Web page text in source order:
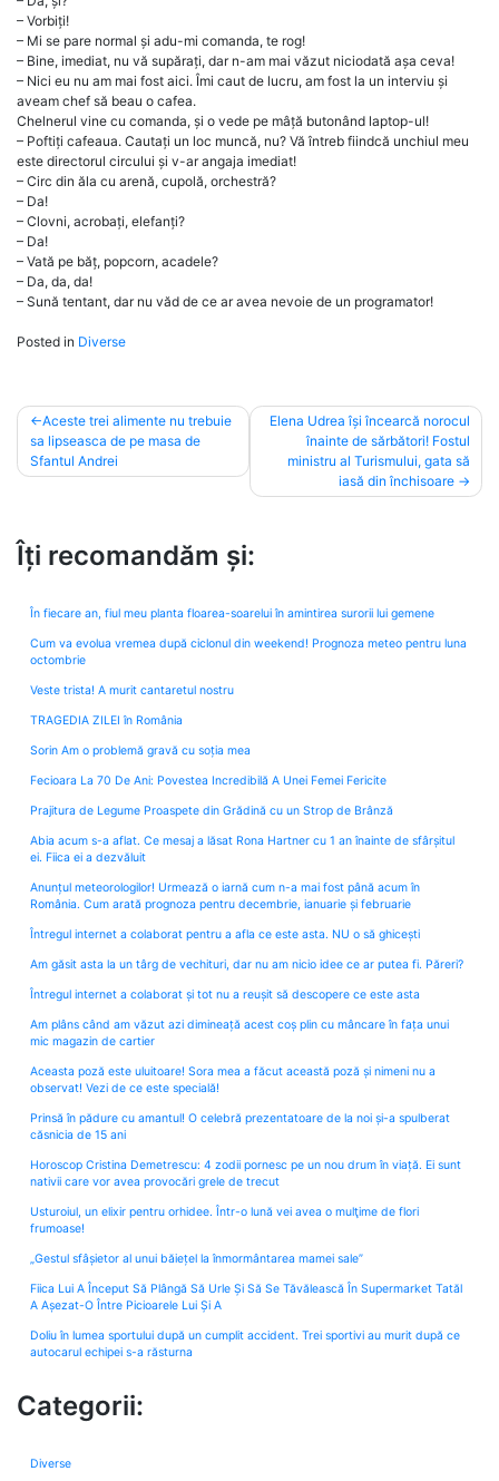
– Vorbiți!
– Mi se pare normal și adu-mi comanda, te rog!
– Bine, imediat, nu vă supărați, dar n-am mai văzut niciodată așa ceva!
– Nici eu nu am mai fost aici. Îmi caut de lucru, am fost la un interviu și
aveam chef să beau o cafea.
Chelnerul vine cu comanda, și o vede pe mâță butonând laptop-ul!
– Poftiți cafeaua. Cautați un loc muncă, nu? Vă întreb fiindcă unchiul meu
este directorul circului și v-ar angaja imediat!
– Circ din ăla cu arenă, cupolă, orchestră?
– Da!
– Clovni, acrobați, elefanți?
– Da!
– Vată pe băț, popcorn, acadele?
– Da, da, da!
– Sună tentant, dar nu văd de ce ar avea nevoie de un programator!
Posted in Diverse
Post
navigation
Aceste trei alimente nu trebuie
sa lipseasca de pe masa de
Sfantul Andrei
Elena Udrea își încearcă norocul
înainte de sărbători! Fostul
ministru al Turismului, gata să
iasă din închisoare
Îți recomandăm și:
În fiecare an, fiul meu planta floarea-soarelui în amintirea surorii lui gemene
Cum va evolua vremea după ciclonul din weekend! Prognoza meteo pentru luna
octombrie
Veste trista! A murit cantaretul nostru
TRAGEDIA ZILEI în România
Sorin Am o problemă gravă cu soția mea
Fecioara La 70 De Ani: Povestea Incredibilă A Unei Femei Fericite
Prajitura de Legume Proaspete din Grădină cu un Strop de Brânză
Abia acum s-a aflat. Ce mesaj a lăsat Rona Hartner cu 1 an înainte de sfârșitul
ei. Fiica ei a dezvăluit
Anunțul meteorologilor! Urmează o iarnă cum n-a mai fost până acum în
România. Cum arată prognoza pentru decembrie, ianuarie și februarie
Întregul internet a colaborat pentru a afla ce este asta. NU o să ghicești
Am găsit asta la un târg de vechituri, dar nu am nicio idee ce ar putea fi. Păreri?
Întregul internet a colaborat și tot nu a reușit să descopere ce este asta
Am plâns când am văzut azi dimineață acest coș plin cu mâncare în fața unui
mic magazin de cartier
Aceasta poză este uluitoare! Sora mea a făcut această poză și nimeni nu a
observat! Vezi de ce este specială!
Prinsă în pădure cu amantul! O celebră prezentatoare de la noi și-a spulberat
căsnicia de 15 ani
Horoscop Cristina Demetrescu: 4 zodii pornesc pe un nou drum în viață. Ei sunt
nativii care vor avea provocări grele de trecut
Usturoiul, un elixir pentru orhidee. Într-o lună vei avea o mulţime de flori
frumoase!
„Gestul sfâșietor al unui băiețel la înmormântarea mamei sale”
Fiica Lui A Început Să Plângă Să Urle Și Să Se Tăvălească În Supermarket Tatăl
A Așezat-O Între Picioarele Lui Și A
Doliu în lumea sportului după un cumplit accident. Trei sportivi au murit după ce
autocarul echipei s-a răsturna
Categorii:
Diverse